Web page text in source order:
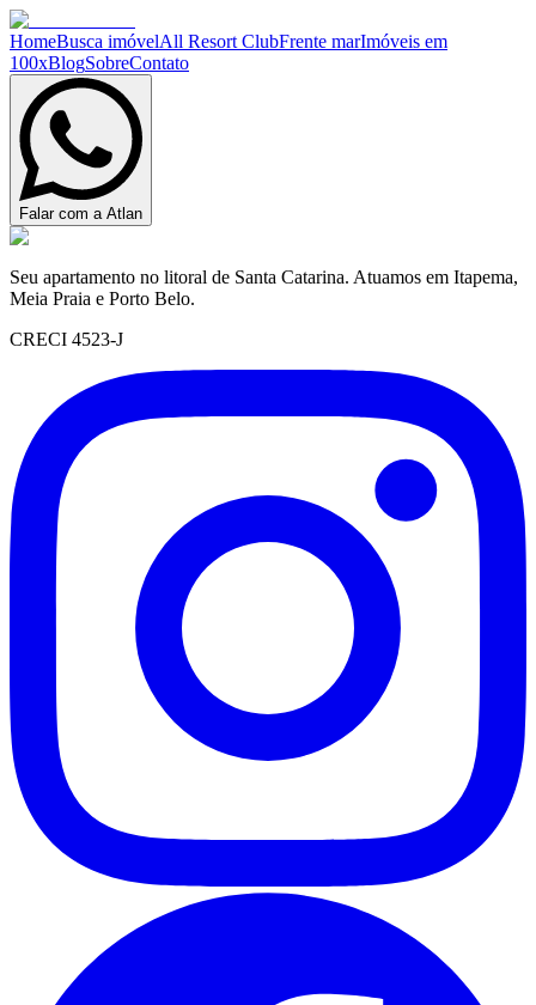
HomeBusca imóvelAll Resort ClubFrente marImóveis em
100xBlogSobreContato
Falar com a Atlan
Seu apartamento no litoral de Santa Catarina. Atuamos em Itapema,
Meia Praia e Porto Belo.
CRECI 4523-J